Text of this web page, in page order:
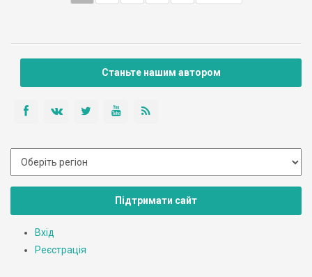
Станьте нашим автором
Підтримати сайт
Вхід
Реєстрація